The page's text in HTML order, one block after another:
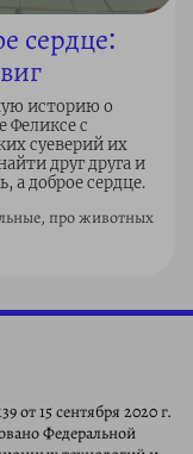
сердце:
историю о
с
суеверий их
друг друга и
а доброе сердце.
про животных
15 сентября 2020 г.
Федеральной